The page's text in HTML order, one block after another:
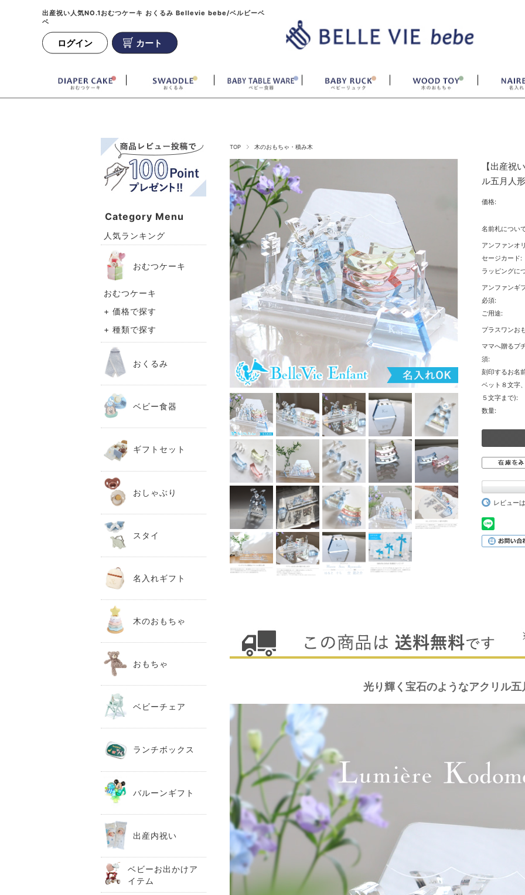
出産祝い人気NO.1おむつケーキ おくるみ Bellevie bebe/ベルビーベ
ベ
ログイン カート
TOP 木のおもちゃ・積み木
【出産祝
ル五月人
価格:
名前札につい
アンファンオ
セージカード:
ラッピングに
アンファンギ
必須:
ご用途:
プラスワンお
ママへ贈るプ
須:
刻印するお名
ベット８文字
５文字まで):
数量:
レビュー
光り輝く宝石のようなアクリル五
Category Menu
人気ランキング
おむつケーキ
おむつケーキ
+ 価格で探す
+ 種類で探す
おくるみ
ベビー食器
ギフトセット
おしゃぶり
スタイ
名入れギフト
木のおもちゃ
おもちゃ
ベビーチェア
ランチボックス
バルーンギフト
出産内祝い
ベビーお出かけア
イテム